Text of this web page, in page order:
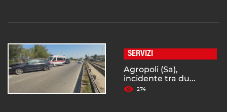
SERVIZI
Agropoli (Sa),
incidente tra du...
274